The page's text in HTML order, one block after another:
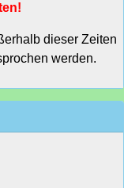
dieser Zeiten
werden.